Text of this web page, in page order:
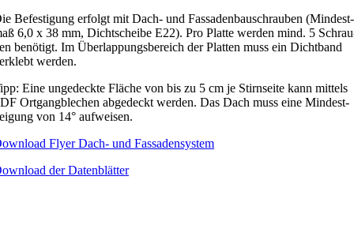
Befes­ti­gung erfolgt mit Dach- und Fas­sa­den­bau­schrau­ben (Min­dest­
6,0 x 38 mm, Dicht­schei­be E22). Pro Plat­te wer­den mind. 5
benö­tigt. Im Über­lap­pungs­be­reich der Plat­ten muss ein Dicht­band
wer­den.
Eine unge­deck­te Flä­che von bis zu 5 cm je Stirn­sei­te kann mit­tels
Ort­gang­ble­chen abge­deckt wer­den.Das Dach muss eine Min­dest­
von 14° auf­wei­sen.
Fly­er Dach- und Fas­sa­den­sys­tem
der Daten­blät­ter